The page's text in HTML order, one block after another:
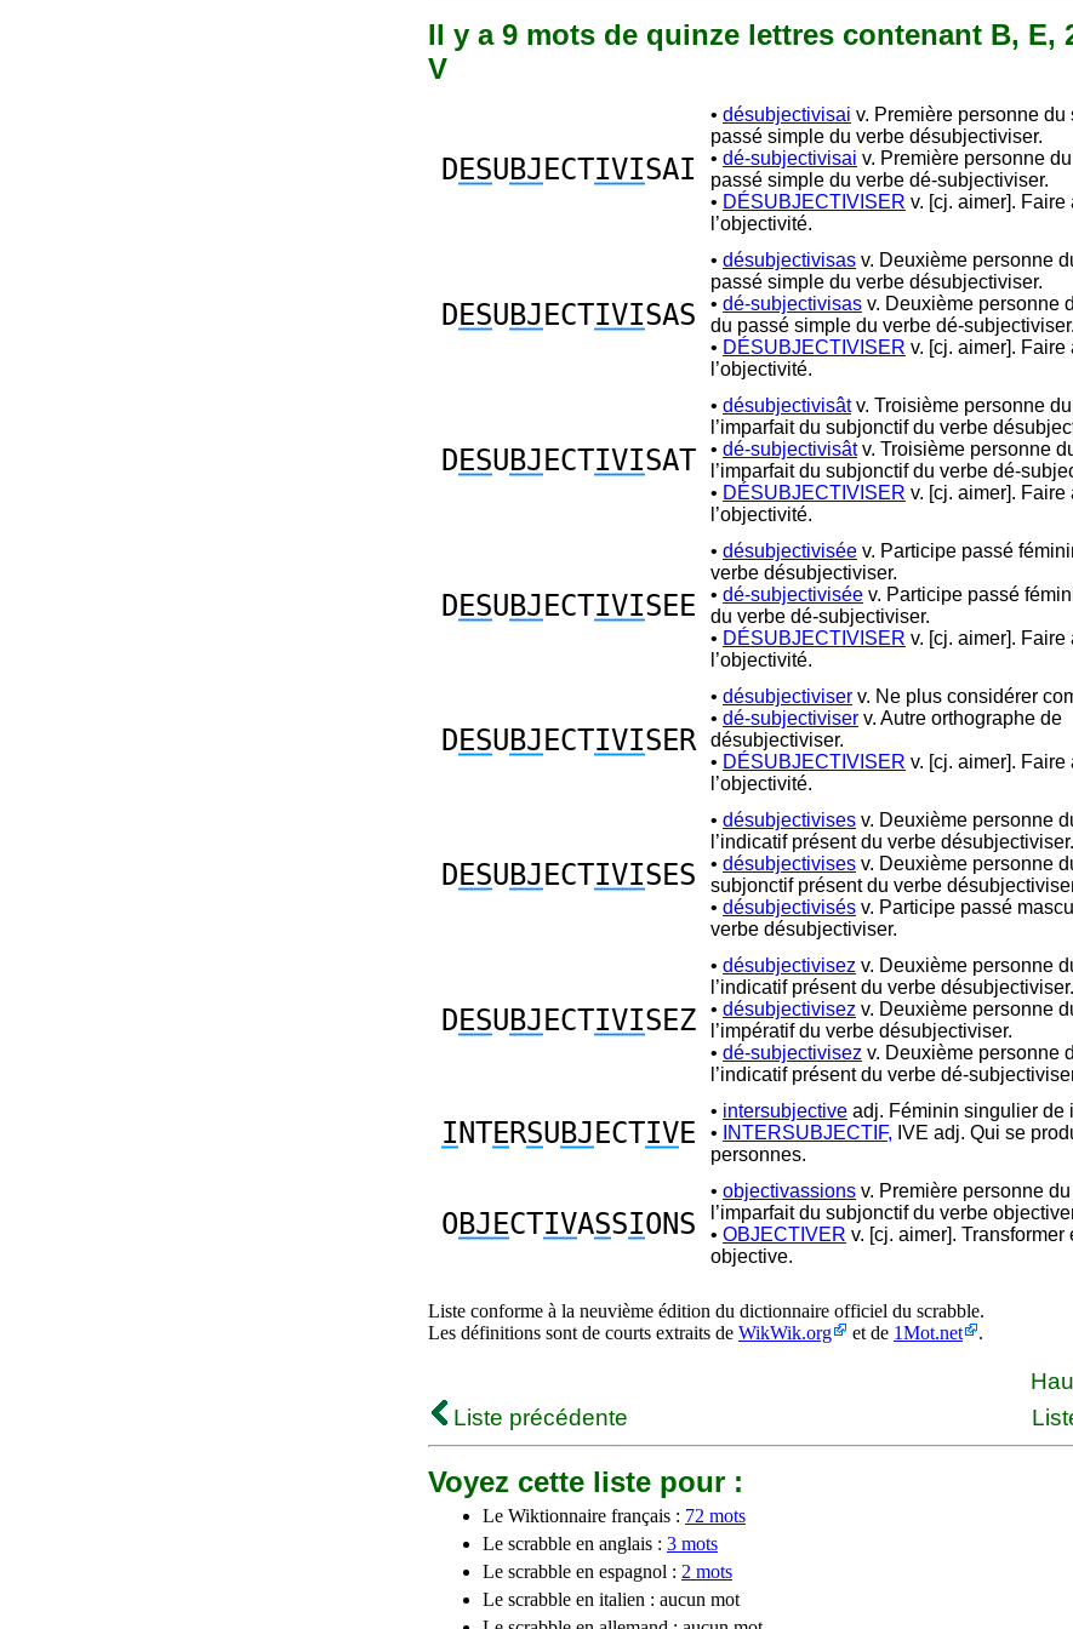
Il y a 9 mots de quinze lettres contenant B, E,
V
DESUBJ ECTIVISAI
• désubjectivisai v. Première personne du
passé simple du verbe désubjectiviser.
• dé-subjectivisai v. Première personne
passé simple du verbe dé-subjectiviser.
• DÉSUBJECTIVISER v. [cj. aimer]. Faire
l’objectivité.
DESUBJ ECTIVISAS
• désubjectivisas v. Deuxième personne
passé simple du verbe désubjectiviser.
• dé-subjectivisas v. Deuxième personne
du passé simple du verbe dé-subjectiviser.
• DÉSUBJECTIVISER v. [cj. aimer]. Faire
l’objectivité.
DESUBJ ECTIVISAT
• désubjectivisâtv. Troisième personne
l’imparfait du subjonctif du verbe
• dé-subjectivisâtv. Troisième personne
l’imparfait du subjonctif du verbe dé-
• DÉSUBJECTIVISER v. [cj. aimer]. Faire
l’objectivité.
DESUBJ ECTIVISEE
• désubjectivisée v. Participe passé
verbe désubjectiviser.
• dé-subjectivisée v. Participe passé
du verbe dé-subjectiviser.
• DÉSUBJECTIVISER v. [cj. aimer]. Faire
l’objectivité.
DESUBJ ECTIVISER
• désubjectiviser v. Ne plus considérer
• dé-subjectiviser v. Autre orthographe de
désubjectiviser.
• DÉSUBJECTIVISER v. [cj. aimer]. Faire
l’objectivité.
DESUBJ ECTIVISES
• désubjectivises v. Deuxième personne
l’indicatif présent du verbe désubjectiviser.
• désubjectivises v. Deuxième personne
subjonctif présent du verbe
• désubjectivisés v. Participe passé
verbe désubjectiviser.
DESUBJ ECTIVISEZ
• désubjectivisez v. Deuxième personne
l’indicatif présent du verbe désubjectiviser.
• désubjectivisez v. Deuxième personne
l’impératif du verbe désubjectiviser.
• dé-subjectivisez v. Deuxième personne
l’indicatif présent du verbe dé-
I NTERSUBJ ECTIVE
• intersubjective adj. Féminin singulier de
•
INTERSUBJECTIF, IVE adj. Qui se
personnes.
OBJECTIVASSIONS
• objectivassions v. Première personne
l’imparfait du subjonctif du verbe
• OBJECTIVER v. [cj. aimer]. Transformer
objective.
Liste conforme à la neuvième édition du dictionnaire officiel du scrabble.
Les définitions sont de courts extraits de WikWik.org et de 1Mot.net .
Liste précédente
Voyez cette liste pour :
Le Wiktionnaire français : 72 mots
Le scrabble en anglais : 3 mots
Le scrabble en espagnol : 2 mots
Le scrabble en italien : aucun mot